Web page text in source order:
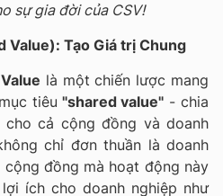
sự gia đời của CSV!
Value): Tạo Giá trị Chung
là một chiến lược mang
tiêu "shared value" - chia
cả cộng đồng và doanh
chỉ đơn thuần là doanh
đồng mà hoạt động này
ích cho doanh nghiệp như